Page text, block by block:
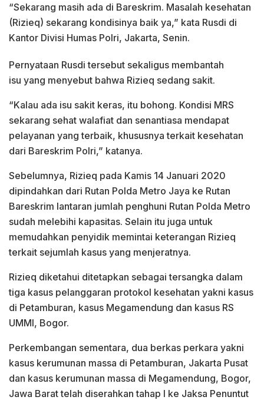
“Sekarang masih ada di Bareskrim. Masalah kesehatan
(Rizieq) sekarang kondisinya baik ya,” kata Rusdi di
Kantor Divisi Humas Polri, Jakarta, Senin.
Pernyataan Rusdi tersebut sekaligus membantah
isu yang menyebut bahwa Rizieq sedang sakit.
“Kalau ada isu sakit keras, itu bohong. Kondisi MRS
sekarang sehat walafiat dan senantiasa mendapat
pelayanan yang terbaik, khususnya terkait kesehatan
dari Bareskrim Polri,” katanya.
Sebelumnya, Rizieq pada Kamis 14 Januari 2020
dipindahkan dari Rutan Polda Metro Jaya ke Rutan
Bareskrim lantaran jumlah penghuni Rutan Polda Metro
sudah melebihi kapasitas. Selain itu juga untuk
memudahkan penyidik memintai keterangan Rizieq
terkait sejumlah kasus yang menjeratnya.
Rizieq diketahui ditetapkan sebagai tersangka dalam
tiga kasus pelanggaran protokol kesehatan yakni kasus
di Petamburan, kasus Megamendung dan kasus RS
UMMI, Bogor.
Perkembangan sementara, dua berkas perkara yakni
kasus kerumunan massa di Petamburan, Jakarta Pusat
dan kasus kerumunan massa di Megamendung, Bogor,
Jawa Barat telah diserahkan tahap I ke Jaksa Penuntut